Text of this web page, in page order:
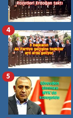
4
5